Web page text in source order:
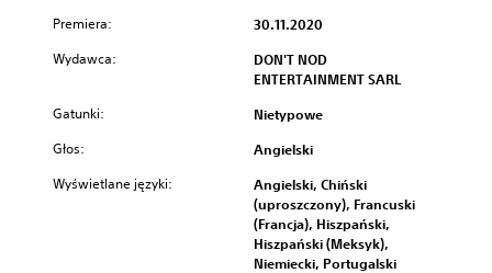
Premiera: 30.11.2020
Wydawca:
DON'T NOD
ENTERTAINMENT SARL
Gatunki: Nietypowe
Głos: Angielski
Wyświetlane języki:
Angielski, Chiński
(uproszczony), Francuski
(Francja), Hiszpański,
Hiszpański (Meksyk),
Niemiecki, Portugalski